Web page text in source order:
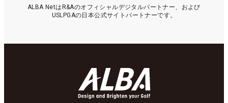
ALBA NetはR&Aのオフィシャルデジタルパートナー、および
USLPGAの日本公式サイトパートナーです。